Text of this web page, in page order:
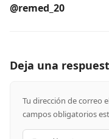
@remed_20
Deja una
Tu dirección de correo
campos obligatorios